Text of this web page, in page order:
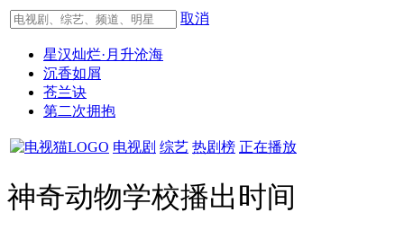
取消
星汉灿烂·月升沧海
沉香如屑
苍兰诀
第二次拥抱
电视剧 综艺 热剧榜 正在播放
神奇动物学校播出时间